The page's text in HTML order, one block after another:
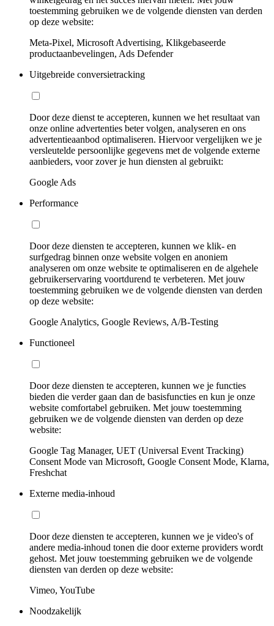
toestemming gebruiken we de volgende diensten van derden
op deze website:
Meta-Pixel, Microsoft Advertising, Klikgebaseerde
productaanbevelingen, Ads Defender
Uitgebreide conversietracking
Door deze dienst te accepteren, kunnen we het resultaat van
onze online advertenties beter volgen, analyseren en ons
advertentieaanbod optimaliseren. Hiervoor vergelijken we je
versleutelde persoonlijke gegevens met de volgende externe
aanbieders, voor zover je hun diensten al gebruikt:
Google Ads
Performance
Door deze diensten te accepteren, kunnen we klik- en
surfgedrag binnen onze website volgen en anoniem
analyseren om onze website te optimaliseren en de algehele
gebruikerservaring voortdurend te verbeteren. Met jouw
toestemming gebruiken we de volgende diensten van derden
op deze website:
Google Analytics, Google Reviews, A/B-Testing
Functioneel
Door deze diensten te accepteren, kunnen we je functies
bieden die verder gaan dan de basisfuncties en kun je onze
website comfortabel gebruiken. Met jouw toestemming
gebruiken we de volgende diensten van derden op deze
website:
Google Tag Manager, UET (Universal Event Tracking)
Consent Mode van Microsoft, Google Consent Mode, Klarna,
Freshchat
Externe media-inhoud
Door deze diensten te accepteren, kunnen we je video's of
andere media-inhoud tonen die door externe providers wordt
gehost. Met jouw toestemming gebruiken we de volgende
diensten van derden op deze website:
Vimeo, YouTube
Noodzakelijk